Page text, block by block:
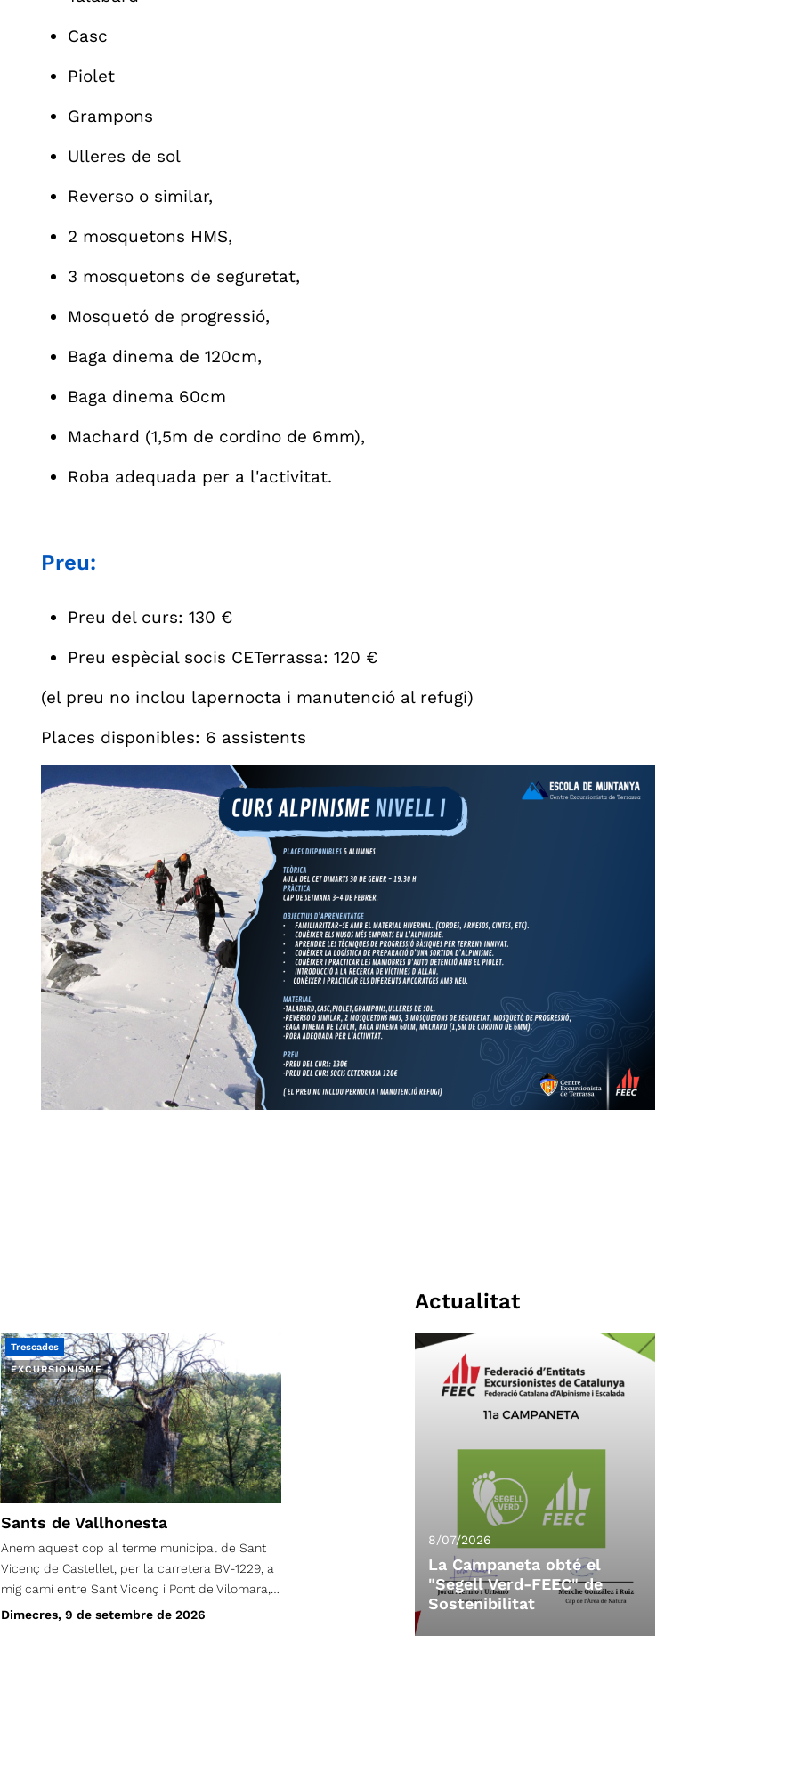
Casc
Piolet
Grampons
Ulleres de sol
Reverso o similar,
2 mosquetons HMS,
3 mosquetons de seguretat,
Mosquetó de progressió,
Baga dinema de 120cm,
Baga dinema 60cm
Machard (1,5m de cordino de 6mm),
Roba adequada per a l'activitat.
Preu:
Preu del curs: 130 €
Preu espècial socis CETerrassa: 120 €
(el preu no inclou lapernocta i manutenció al refugi)
Places disponibles: 6 assistents
EXCURSIONISME
Trescades
Sants de Vallhonesta
Anem aquest cop al terme municipal de Sant
Vicenç de Castellet, per la carretera BV-1229, a
mig camí entre Sant Vicenç i Pont de Vilomara,
al quilòmetre 2,7 a mà dreta. Agafem un camí
Dimecres, 9 de setembre de 2026
Actualitat
8/07/2026
La Campaneta obté el
"Segell Verd-FEEC" de
Sostenibilitat